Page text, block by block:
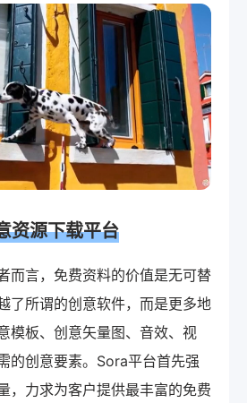
资源下载平台
而言，免费资料的价值是无可替
了所谓的创意软件，而是更多地
模板、创意矢量图、音效、视
的创意要素。Sora平台首先强
，力求为客户提供最丰富的免费